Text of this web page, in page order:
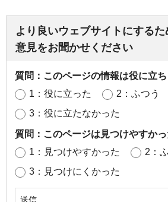
より良いウェブサイトにする
意見をお聞かせください
質問：このページの情報は役に立
1：役に立った
2：ふつう
3：役に立たなかった
質問：このページは見つけやすか
1：見つけやすかった
2：
3：見つけにくかった